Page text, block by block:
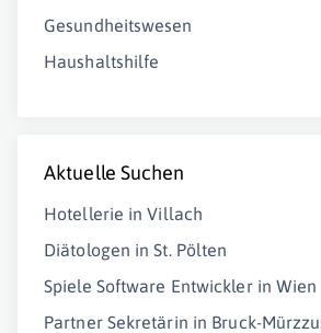
Gesundheitswesen
Haushaltshilfe
Aktuelle Suchen
Hotellerie in Villach
Diätologen in St. Pölten
Spiele Software Entwickler in Wien
Partner Sekretärin in Bruck-